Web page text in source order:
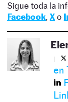
Sigue toda la
Facebook, Xo
en